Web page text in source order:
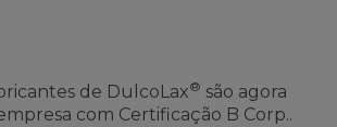
de DulcoLax® são agora
com Certificação B Corp..